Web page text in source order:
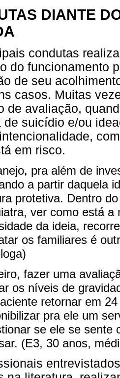
DIANTE
condutas
do funcionamento
de seu
casos. Muitas
de avaliação,
de suicídio e/ou
em risco.
pra além de
a partir daquela
protetiva. Dentro
ver como está a
da ideia,
os familiares é
fazer uma
os níveis de
retornar em
pra ele um
se ele se sente
(E3, 30 anos,